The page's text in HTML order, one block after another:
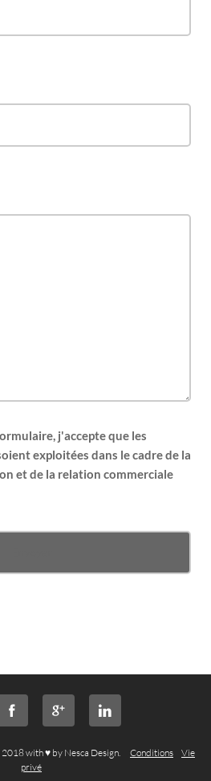
j'accepte que les
exploitées dans le cadre de la
et de la relation commerciale
with ♥ by Nesca Design. Conditions
Vie
privé